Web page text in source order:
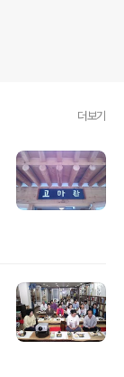
더보기